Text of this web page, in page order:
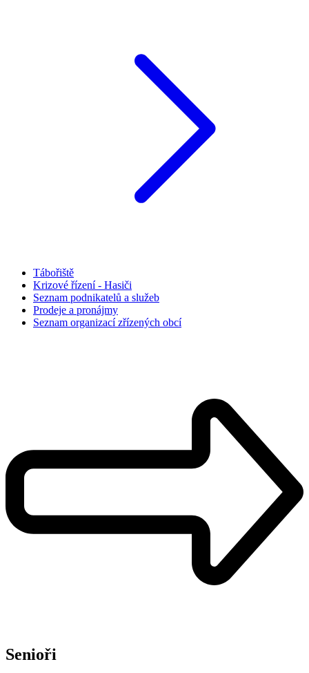
Tábořiště
Krizové řízení - Hasiči
Seznam podnikatelů a služeb
Prodeje a pronájmy
Seznam organizací zřízených obcí
Senioři